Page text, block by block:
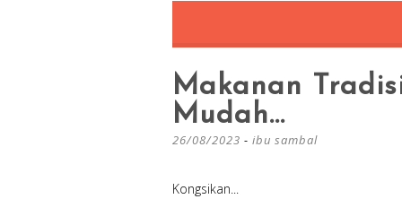
Makanan
Mudah…
26/08/2023 - ibu sambal
Kongsikan...